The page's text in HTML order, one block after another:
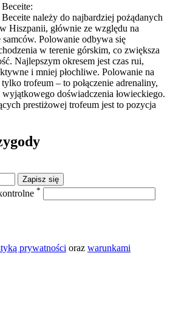
należy do najbardziej pożądanych
Hiszpanii, głównie ze względu na
Polowanie odbywa się
w terenie górskim, co zwiększa
Najlepszym okresem jest czas rui,
i mniej płochliwe. Polowanie na
trofeum – to połączenie adrenaliny,
doświadczenia łowieckiego.
prestiżowej trofeum jest to pozycja
Zapisz się
*
prywatności oraz warunkami